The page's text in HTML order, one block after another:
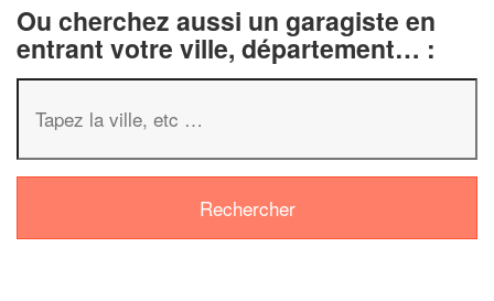
Ou cherchez aussi un garagiste en
entrant votre ville, département… :